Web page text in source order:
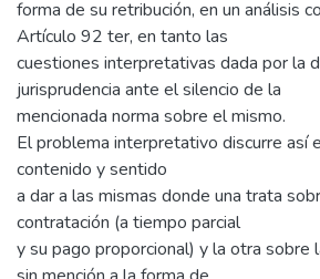
forma de su retribución, en un análisis
Artículo 92 ter, en tanto las
cuestiones interpretativas dada por la
jurisprudencia ante el silencio de la
mencionada norma sobre el mismo.
El problema interpretativo discurre así
contenido y sentido
a dar a las mismas donde una trata
contratación (a tiempo parcial
y su pago proporcional) y la otra sobre